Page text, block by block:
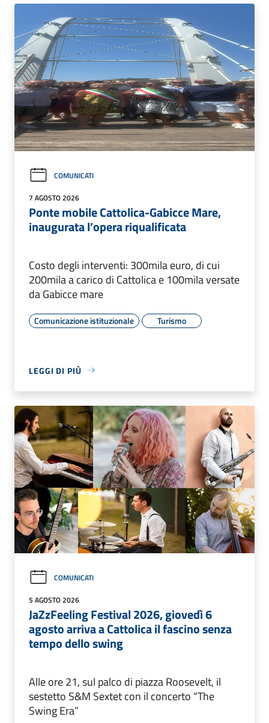
COMUNICATI
7 AGOSTO 2026
Ponte mobile Cattolica-Gabicce Mare,
inaugurata l’opera riqualificata
Costo degli interventi: 300mila euro, di cui
200mila a carico di Cattolica e 100mila versate
da Gabicce mare
Comunicazione istituzionale Turismo
LEGGI DI PIÙ
COMUNICATI
5 AGOSTO 2026
JaZzFeeling Festival 2026, giovedì 6
agosto arriva a Cattolica il fascino senza
tempo dello swing
Alle ore 21, sul palco di piazza Roosevelt, il
sestetto S&M Sextet con il concerto “The
Swing Era”